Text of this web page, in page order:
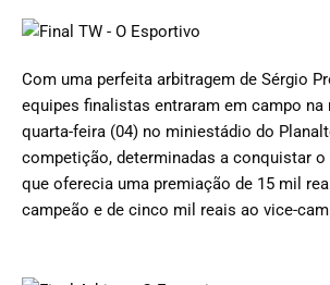
Com uma perfeita arbitragem de Sérgio
equipes finalistas entraram em campo na
quarta-feira (04) no miniestádio do
competição, determinadas a conquistar
que oferecia uma premiação de 15 mil
campeão e de cinco mil reais ao vice-